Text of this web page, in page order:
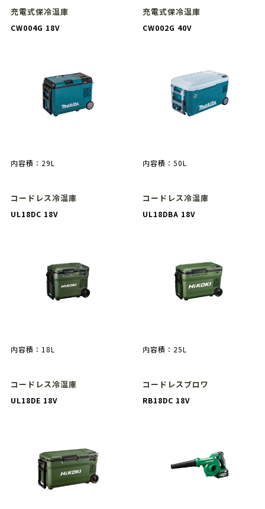
充電式保冷温庫
CW004G 18V
内容積：29L
充電式保冷温庫
CW002G 40V
内容積：50L
コードレス冷温庫
UL18DC 18V
内容積：18L
コードレス冷温庫
UL18DBA 18V
内容積：25L
コードレス冷温庫
UL18DE 18V
コードレスブロワ
RB18DC 18V